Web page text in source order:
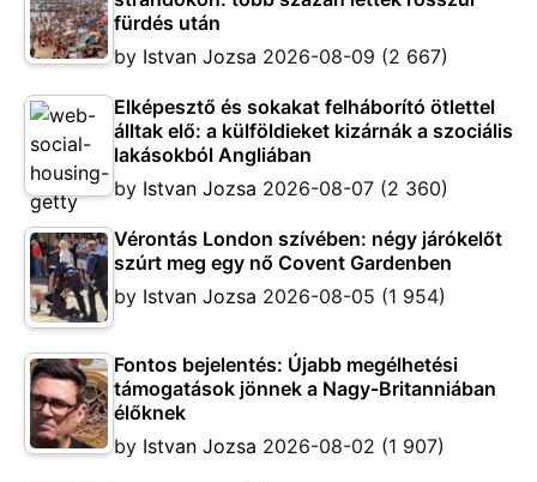
fürdés után
by Istvan Jozsa 2026-08-09 (2 667)
Elképesztő és sokakat felháborító ötlettel
álltak elő: a külföldieket kizárnák a szociális
lakásokból Angliában
by Istvan Jozsa 2026-08-07 (2 360)
Vérontás London szívében: négy járókelőt
szúrt meg egy nő Covent Gardenben
by Istvan Jozsa 2026-08-05 (1 954)
Fontos bejelentés: Újabb megélhetési
támogatások jönnek a Nagy-Britanniában
élőknek
by Istvan Jozsa 2026-08-02 (1 907)